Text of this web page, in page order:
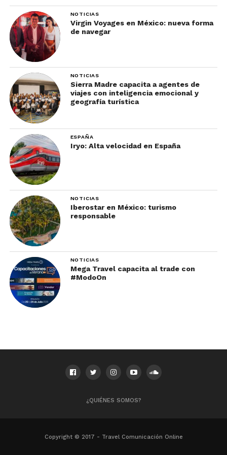
meses sin intereses
reembolsos bancarios
upgrades
beneficios exclusivos
descuentos diseñados
específicamente para
competir dentro del evento
Todos saben que el visitante está comparando
constantemente.
“Si no llevas algo bueno,
te comen”, reconoce
Octavio entre risas.
Y quizá esa competencia es precisamente lo que
NOTICIAS
Virgin Voyages en México: nueva forma
de navegar
NOTICIAS
Sierra Madre capacita a agentes de
viajes con inteligencia emocional y
geografía turística
ESPAÑA
Iryo: Alta velocidad en España
NOTICIAS
Iberostar en México: turismo
responsable
NOTICIAS
Mega Travel capacita al trade con
#ModoOn
¿QUIÉNES SOMOS?
Copyright © 2017 - Travel Comunicación Online